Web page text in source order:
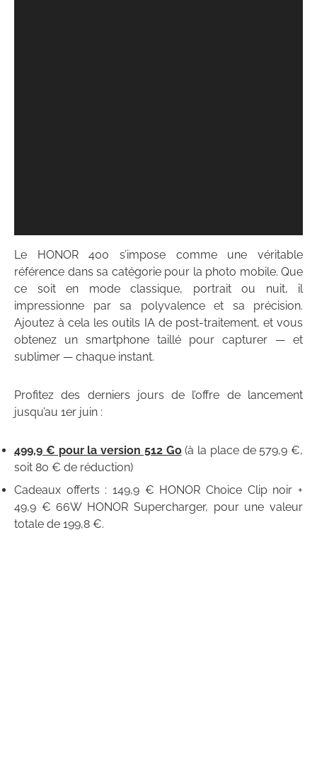
Le HONOR 400 s’impose comme une véritable
référence dans sa catégorie pour la photo mobile. Que
ce soit en mode classique, portrait ou nuit, il
impressionne par sa polyvalence et sa précision.
Ajoutez à cela les outils IA de post-traitement, et vous
obtenez un smartphone taillé pour capturer — et
sublimer — chaque instant.
Profitez des derniers jours de l’offre de lancement
jusqu’au 1er juin :
499,9 € pour la version 512 Go(à la place de 579,9 €,
soit 80 € de réduction)
Cadeaux offerts : 149,9 € HONOR Choice Clip noir +
49,9 € 66W HONOR Supercharger, pour une valeur
totale de 199,8 €.